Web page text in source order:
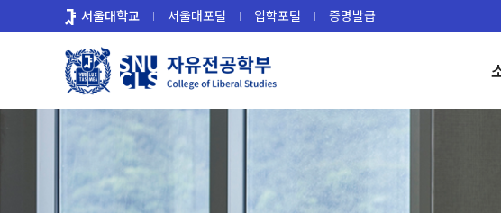
로
서울대학교 서울대포털 입학포털 증명발급